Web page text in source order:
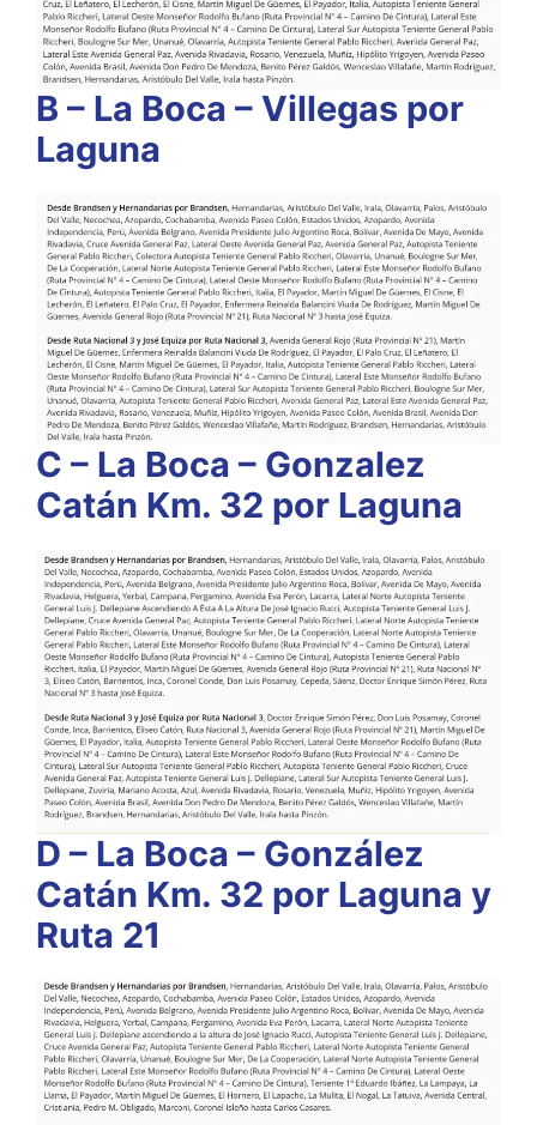
B – La Boca – Villegas por
Laguna
C – La Boca – Gonzalez
Catán Km. 32 por Laguna
D – La Boca – González
Catán Km. 32 por Laguna y
Ruta 21